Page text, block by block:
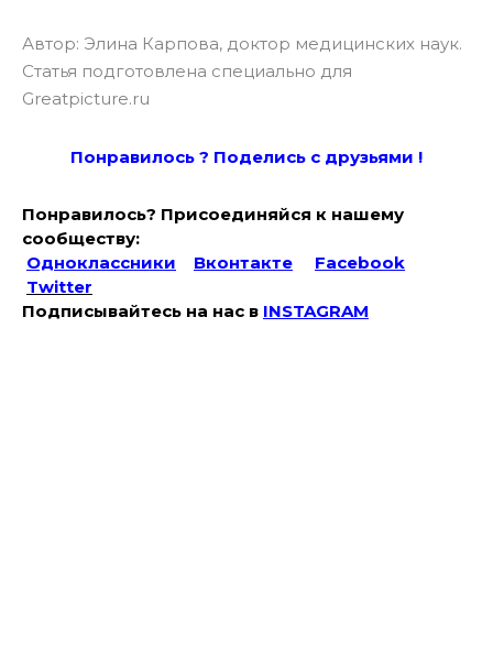
Автор: Элина Карпова, доктор медицинских наук.
Статья подготовлена специально для
Greatpicture.ru
Понравилось ? Поделись с друзьями !
Понравилось? Присоединяйся к нашему
сообществу:
Одноклассники
Вконтакте
Facebook
Twitter
Подписывайтесь на наc в INSTAGRAM